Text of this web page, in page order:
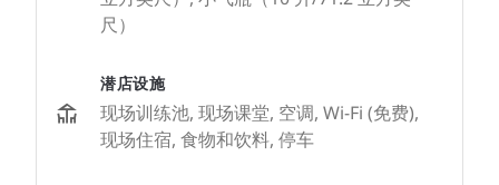
尺）
潜店设施
现场训练池, 现场课堂, 空调, Wi-Fi (免费),
现场住宿, 食物和饮料, 停车